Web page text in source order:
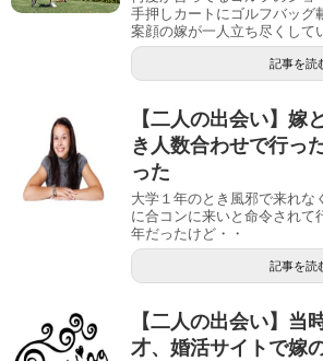
手押しカートにゴルフバッグ
案顔の嫁が一人立ち尽くして
記事を読
【二人の出会い】嫁
き人数合わせで行っ
った
大学１年のとき風邪で来れな
に合コンに来いと命令されて
年だったけど・・
記事を読
【二人の出会い】当
才、婚活サイトで嫁